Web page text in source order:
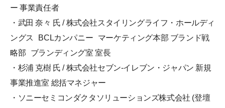
ー 事業責任者
・武田 奈々 氏 / 株式会社スタイリングライフ・ホールディ
ングス BCLカンパニー マーケティング本部 ブランド戦
略部 ブランディング室 室長
・杉浦 克樹 氏 / 株式会社セブン-イレブン・ジャパン 新規
事業推進室 総括マネジャー
・ソニーセミコンダクタソリューションズ株式会社 (登壇